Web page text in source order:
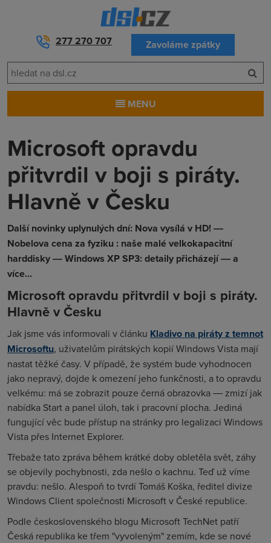
277 270 707 Zavoláme zpátky
MENU
Microsoft opravdu
přitvrdil v boji s piráty.
Hlavně v Česku
Další novinky uplynulých dní: Nova vysílá v HD! ―
Nobelova cena za fyziku : naše malé velkokapacitní
harddisky ― Windows XP SP3: detaily přicházejí ― a
více...
Microsoft opravdu přitvrdil v boji s piráty.
Hlavně v Česku
Jak jsme vás informovali v článku Kladivo na piráty z temnot
Microsoftu, uživatelům pirátských kopií Windows Vista mají
nastat těžké časy. V případě, že systém bude vyhodnocen
jako nepravý, dojde k omezení jeho funkčnosti, a to opravdu
velkému: má se zobrazit pouze černá obrazovka ― zmizí jak
nabídka Start a panel úloh, tak i pracovní plocha. Jediná
fungující věc bude přístup na stránky pro legalizaci Windows
Vista přes Internet Explorer.
Třebaže tato zpráva během krátké doby obletěla svět, záhy
se objevily pochybnosti, zda nešlo o kachnu. Teď už víme
pravdu: nešlo. Alespoň to tvrdí Tomáš Koška, ředitel divize
Windows Client společnosti Microsoft v České republice.
Podle československého blogu Microsoft TechNet patří
Česká republika ke třem "vyvoleným" zemím, kde se nové